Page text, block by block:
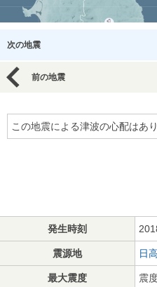
次の地震
前の地震
この地震による津波の心配はあり
発生時刻
震源地 日
最大震度 震